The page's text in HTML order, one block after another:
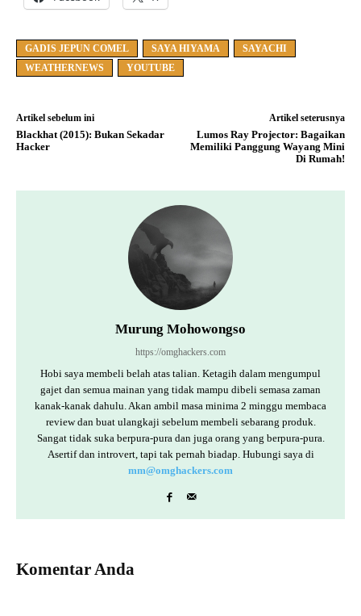
GADIS JEPUN COMEL SAYA HIYAMA
SAYACHI
WEATHERNEWS
YOUTUBE
Artikel sebelum ini
Blackhat (2015): Bukan Sekadar
Hacker
Artikel seterusnya
Lumos Ray Projector: Bagaikan
Memiliki Panggung Wayang Mini
Di Rumah!
Murung Mohowongso
https://omghackers.com
Hobi saya membeli belah atas talian. Ketagih dalam mengumpul
gajet dan semua mainan yang tidak mampu dibeli semasa zaman
kanak-kanak dahulu. Akan ambil masa minima 2 minggu membaca
review dan buat ulangkaji sebelum membeli sebarang produk.
Sangat tidak suka berpura-pura dan juga orang yang berpura-pura.
Asertif dan introvert, tapi tak pernah biadap. Hubungi saya di
mm@omghackers.com
Komentar Anda